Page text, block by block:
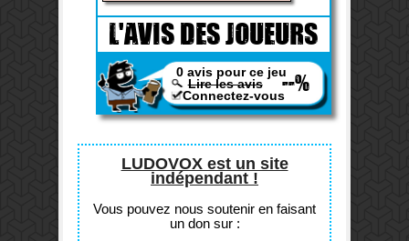
L'AVIS DES JOUEURS
0 avis pour ce jeu
Lire les avis
Connectez-vous--%
LUDOVOX est un site
indépendant !
Vous pouvez nous soutenir en faisant
un don sur :